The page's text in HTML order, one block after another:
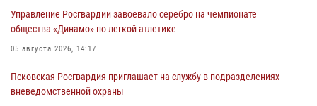
Управление Росгвардии завоевало серебро на чемпионате
общества «Динамо» по легкой атлетике
05 августа 2026, 14:17
Псковская Росгвардия приглашает на службу в подразделениях
вневедомственной охраны